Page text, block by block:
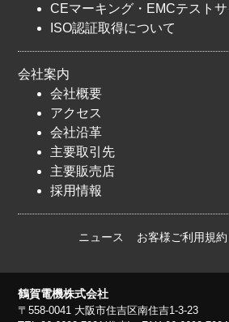
CEマーキング・EMCテストサ
ISO認証取得について
会社案内
会社概要
アクセス
会社沿革
主要取引先
主要販売店
採用情報
ニュース お客様ご利用規
鶴賀電機株式会社
〒558-0041 大阪市住吉区南住吉1-3-23